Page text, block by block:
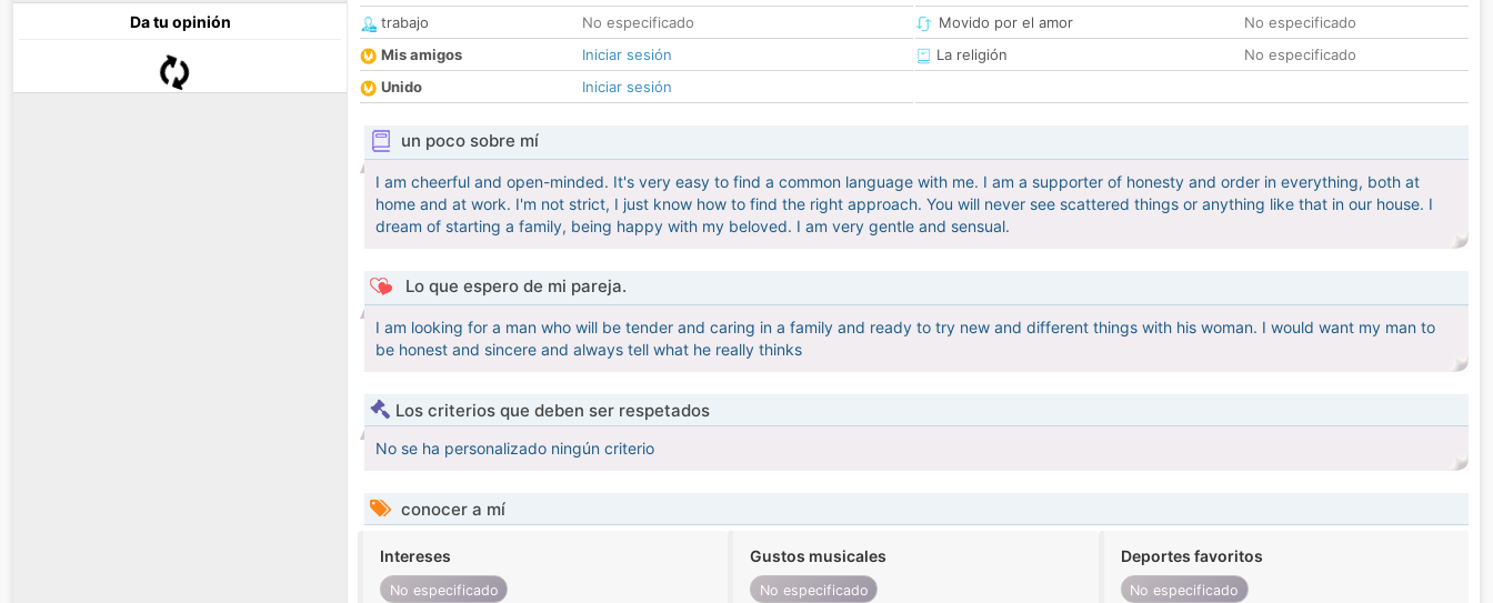
Da tu opinión
trabajo
No especificado
Mis amigos
Iniciar sesión
Unido
Iniciar sesión
Movido por el amor
No especificado
La religión
No especificado
un poco sobre mí
I am cheerful and open-minded. It's very easy to find a common language with me. I am a supporter of honesty and order in everything, both at
home and at work. I'm not strict, I just know how to find the right approach. You will never see scattered things or anything like that in our house. I
dream of starting a family, being happy with my beloved. I am very gentle and sensual.
Lo que espero de mi pareja.
I am looking for a man who will be tender and caring in a family and ready to try new and different things with his woman. I would want my man to
be honest and sincere and always tell what he really thinks
Los criterios que deben ser respetados
No se ha personalizado ningún criterio
conocer a mí
Intereses
No especificado
Gustos musicales
No especificado
Deportes favoritos
No especificado